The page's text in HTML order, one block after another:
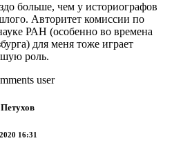
больше, чем у историографов
Авторитет комиссии по
РАН (особенно во времена
для меня тоже играет
роль.
16:31